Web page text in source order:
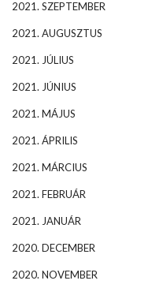
2021. SZEPTEMBER
2021. AUGUSZTUS
2021. JÚLIUS
2021. JÚNIUS
2021. MÁJUS
2021. ÁPRILIS
2021. MÁRCIUS
2021. FEBRUÁR
2021. JANUÁR
2020. DECEMBER
2020. NOVEMBER